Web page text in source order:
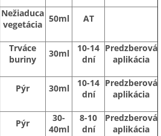
Nežiaduca
vegetácia
50ml AT
Trváce
buriny
30ml
10-14
dní
Predzberová
aplikácia
Pýr 30ml
10-14
dní
Predzberová
aplikácia
Pýr
30-
40ml
8-10
dní
Predzberová
aplikácia